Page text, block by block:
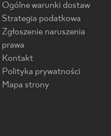
Ogólne warunki dostaw
Strategia podatkowa
Zgłoszenie naruszenia
prawa
Kontakt
Polityka prywatności
Mapa strony